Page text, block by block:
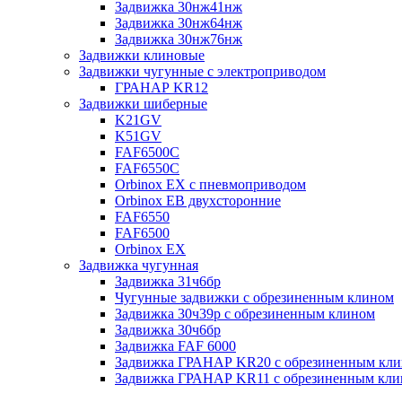
Задвижка 30нж41нж
Задвижка 30нж64нж
Задвижка 30нж76нж
Задвижки клиновые
Задвижки чугунные с электроприводом
ГРАНАР KR12
Задвижки шиберные
K21GV
K51GV
FAF6500C
FAF6550С
Orbinox EX с пневмоприводом
Orbinox EB двухсторонние
FAF6550
FAF6500
Orbinox EX
Задвижка чугунная
Задвижка 31ч6бр
Чугунные задвижки с обрезиненным клином
Задвижка 30ч39р с обрезиненным клином
Задвижка 30ч6бр
Задвижка FAF 6000
Задвижка ГРАНАР KR20 с обрезиненным
Задвижка ГРАНАР KR11 с обрезиненным